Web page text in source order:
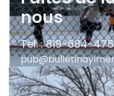
nous
Tel. : 819-684-